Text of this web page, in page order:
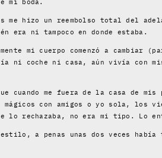
mi boda.
hizo un reembolso total del
era ni tampoco en donde estaba.
mi cuerpo comenzó a
ni coche ni casa, aún vivía
cuando me fuera de la casa de
mágicos con amigos o yo sola,
lo rechazaba, no era mi tipo. Lo
a penas unas dos veces había